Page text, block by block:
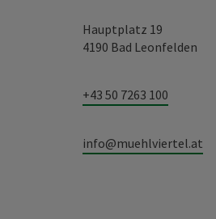
Hauptplatz 19
4190 Bad Leonfelden
+43 50 7263 100
info@muehlviertel.at